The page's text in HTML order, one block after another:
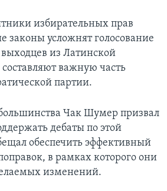
избирательных прав
законы усложнят голосование
из Латинской
важную часть
партии.
Чак Шумер призвал
дебаты по этой
обеспечить эффективный
в рамках которого они
изменений.